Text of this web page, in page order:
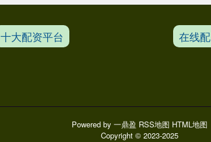
十大配资平台 在线
Powered by 一鼎盈 RSS地图 HTML地图
Copyright © 2023-2025